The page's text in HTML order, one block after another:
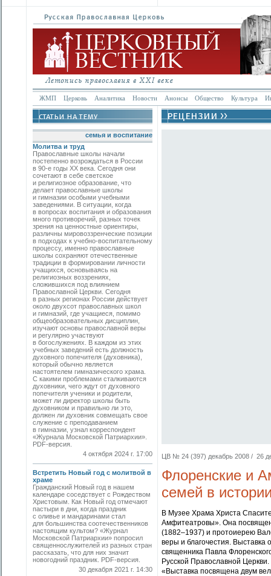
ЖМП Церковь Аналитика Новости Анонсы Общество Культура
семья и воспитание
Молитва и труд
Православные школы начали
постепенно возрождаться в России
в 90-е годы ХХ века. Сегодня они
сочетают в себе светское
и религиозное образование, что
делает православные школы
и гимназии особыми учебными
заведениями. В ситуации, когда
в вопросах воспитания и образования
много противоречий, разных точек
зрения на ценностные ориентиры,
различны мировоззренческие позиции
в подходах к учебно-­воспитательному
процессу, именно православные
школы сохраняют отечественные
традиции в формировании личности
учащихся, основываясь на
религиозных воззрениях,
сложившихся под влиянием
Православной Церкви. Сегодня
в разных регионах России действует
около двухсот православных школ
и гимназий, где учащиеся, помимо
общеобразовательных дисциплин,
изучают основы православной веры
и регулярно участвуют
в богослужениях. В каждом из этих
учебных заведений есть должность
духовного попечителя (духовника),
который обычно является
настоятелем гимназического храма.
С какими проблемами сталкиваются
духовники, чего ждут от духовного
попечителя ученики и родители,
может ли директор школы быть
духовником и правильно ли это,
должен ли духовник совмещать свое
служение с преподаванием
в гимназии, узнал корреспондент
«Журнала Московской Патриархии».
PDF-версия.
4 октября 2024 г. 17:00
Встретить Новый год с молитвой в
храме
Гражданский Новый год в нашем
календаре соседствует с Рождеством
Христовым. Как Новый год отмечают
пастыри в дни, когда праздник
с оливье и мандаринами стал
для большинства соотечественников
настоящим культом? «Журнал
Московской Патриархии» попросил
священнослужителей из разных стран
рассказать, что для них значит
новогодний праздник. PDF-версия.
30 декабря 2021 г. 14:30
ЦВ № 24 (397) декабрь 2008 / 26
Флоренские и
семей в
В Музее Храма Христа
Амфитеатровы». Она
(1882–1937) и протоиерею
веры и благочестия.
священника Павла
Русской Православной Церкви.
«Выставка посвящена двум